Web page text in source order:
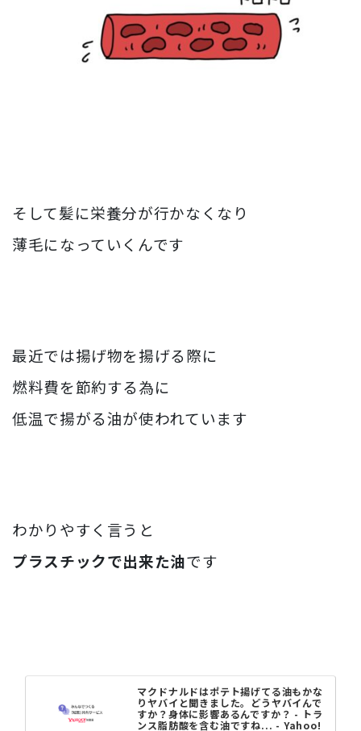
そして髪に栄養分が行かなくなり
薄毛になっていくんです
最近では揚げ物を揚げる際に
燃料費を節約する為に
低温で揚がる油が使われています
わかりやすく言うと
プラスチックで出来た油です
マクドナルドはポテト揚げてる油もかな
りヤバイと聞きました。どうヤバイんで
すか？身体に影響あるんですか？ - トラ
ンス脂肪酸を含む油ですね... - Yahoo!